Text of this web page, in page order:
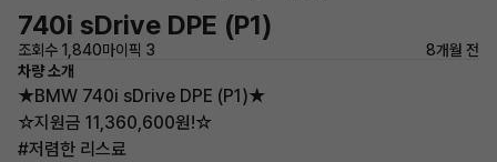
740i sDrive DPE (P1)
조회수 1,840마이픽 3
8개월 전
차량 소개
★BMW 740i sDrive DPE (P1)★
☆지원금 11,360,600원!☆
#저렴한 리스료